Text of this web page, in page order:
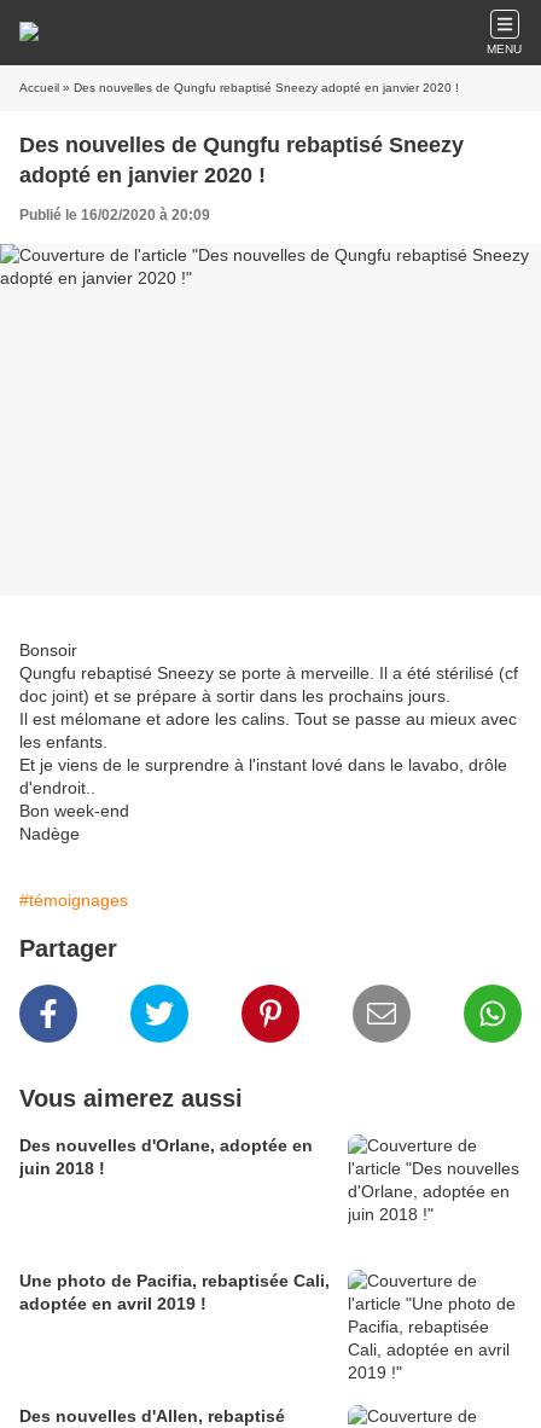
MENU
Accueil » Des nouvelles de Qungfu rebaptisé Sneezy adopté en janvier 2020 !
Des nouvelles de Qungfu rebaptisé Sneezy
adopté en janvier 2020 !
Publié le 16/02/2020 à 20:09
Bonsoir
Qungfu rebaptisé Sneezy se porte à merveille. Il a été stérilisé (cf
doc joint) et se prépare à sortir dans les prochains jours.
Il est mélomane et adore les calins. Tout se passe au mieux avec
les enfants.
Et je viens de le surprendre à l'instant lové dans le lavabo, drôle
d'endroit..
Bon week-end
Nadège
#témoignages
Partager
Vous aimerez aussi
Des nouvelles d'Orlane, adoptée en
juin 2018 !
Une photo de Pacifia, rebaptisée Cali,
adoptée en avril 2019 !
Des nouvelles d'Allen, rebaptisé